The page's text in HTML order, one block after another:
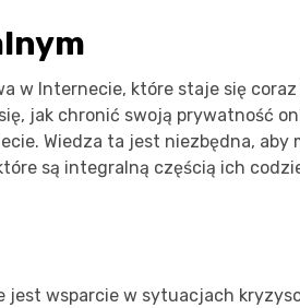
w Internecie, które staje się
jak chronić swoją prywatność
Wiedza ta jest niezbędna, aby
są integralną częścią ich
jest wsparcie w sytuacjach